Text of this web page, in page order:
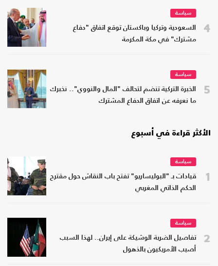
4
سياسة
السعودية وتركيا وباكستان توقع اتفاق "دفاع
مشترك" في مكة المكرمة
5
سياسة
الخبرة التركية تنضم لتحالف "المال والنووي".. نخبرك
ما نعرفه عن اتفاق الدفاع المشترك
الأكثر قراءة في أسبوع
1
سياسة
قيادات بـ "البوليساريو" تفتح باب النقاش حول مقترح
الحكم الذاتي المغربي
2
سياسة
تفاصيل الضربة الوشيكة على إيران.. لهذا السبب
أصيب الأمريكيون بالذهول